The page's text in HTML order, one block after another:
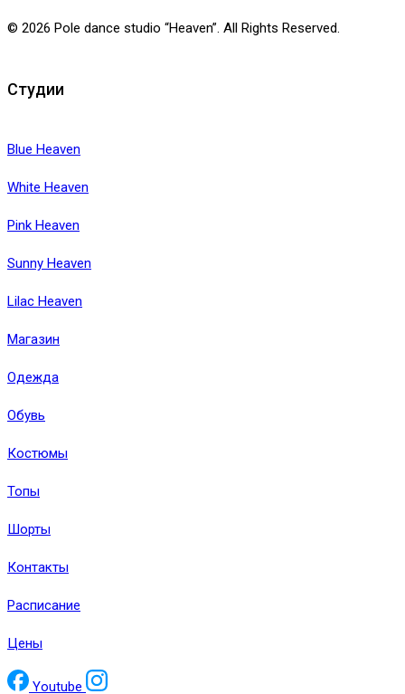
© 2026 Pole dance studio “Heaven”. All Rights Reserved.
Студии
Blue Heaven
White Heaven
Pink Heaven
Sunny Heaven
Lilac Heaven
Магазин
Одежда
Обувь
Костюмы
Топы
Шорты
Контакты
Расписание
Цены
Youtube